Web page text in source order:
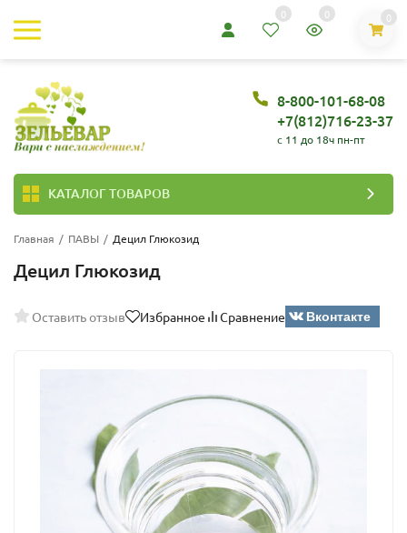
0 0 0
8-800-101-68-08
+7(812)716-23-37
c 11 до 18ч пн-пт
КАТАЛОГ ТОВАРОВ
Главная / ПАВЫ / Децил Глюкозид
Децил Глюкозид
Оставить отзыв Избранное Сравнение Вконтакте